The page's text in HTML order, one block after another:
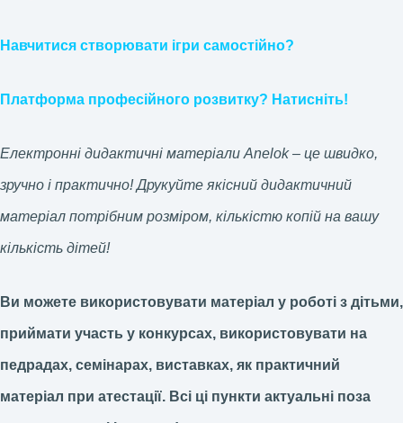
Навчитися створювати ігри самостійно?
Платформа професійного розвитку? Натисніть!
Електронні дидактичні матеріали Anelok – це швидко,
зручно і практично! Друкуйте якісний дидактичний
матеріал потрібним розміром, кількістю копій на вашу
кількість дітей!
Ви можете використовувати матеріал у роботі з дітьми,
приймати участь у конкурсах, використовувати на
педрадах, семінарах, виставках, як практичний
матеріал при атестації. Всі ці пункти актуальні поза